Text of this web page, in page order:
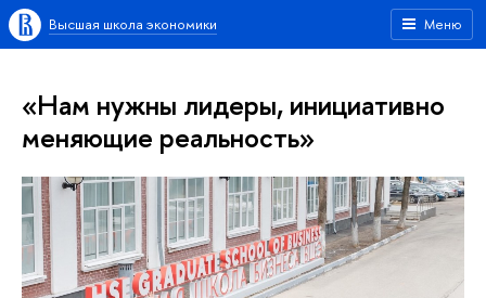
Меню
Высшая школа экономики
«Нам нужны лидеры, инициативно
меняющие реальность»